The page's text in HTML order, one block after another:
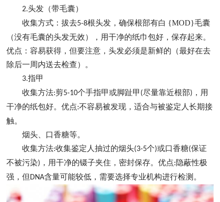
2.头发（带毛囊）
收集方式：拔去5-8根头发，确保根部有白 {MOD}毛囊
（没有毛囊的头发无效），用干净的纸巾包好，保存起来。
优点：容易获得，但要注意，头发必须是新鲜的（最好在去
除后一周内送去检查）。
3.指甲
收集方法:剪5-10个手指甲或脚趾甲 (尽量靠近根部) ，用
干净的纸包好。优点:不容易被发现，适合与被鉴定人长期接
触。
烟头、口香糖等。
收集方法:收集鉴定人抽过的烟头(3-5个)或口香糖(保证
不被污染) ，用干净的镊子夹住，密封保存。优点:隐蔽性极
强，但 DNA含量可能较低，需要选择专业机构进行检测。